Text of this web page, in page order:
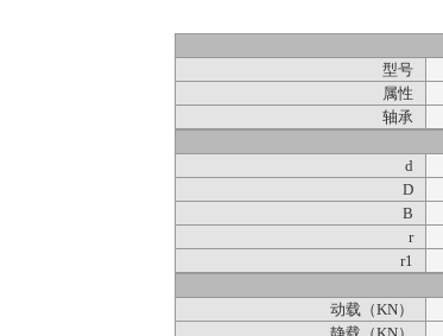
型号
属性
轴承
d
D
B
r
r1
动载（KN）